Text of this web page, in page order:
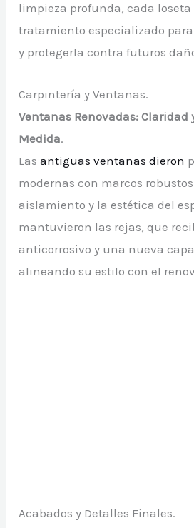
limpieza profunda, cada loseta
tratamiento especializado
y protegerla contra futuros
Carpintería y Ventanas.
Ventanas Renovadas: Claridad
Medida.
Lasantiguas ventanas dieron
modernas con marcos
aislamiento y la estética del
mantuvieron las rejas, que
anticorrosivo y una nueva
alineando su estilo con el
Acabados y Detalles Finales.